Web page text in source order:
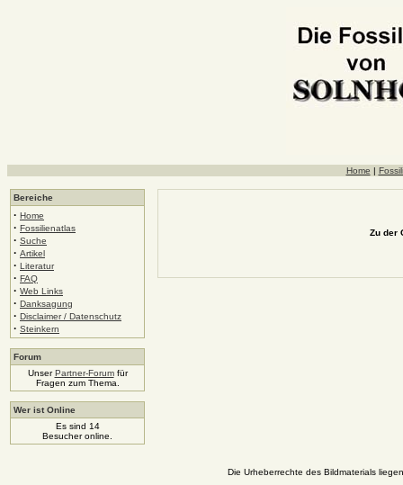
Home |
Bereiche
· Home
· Fossilienatlas
· Suche
· Artikel
· Literatur
· FAQ
· Web Links
· Danksagung
· Disclaimer / Datenschutz
· Steinkern
Forum
UnserPartner-Forumfür
Fragen zum Thema.
Wer ist Online
Es sind 14
Besucher online.
Zu der
Die Urheberrechte des Bildmaterials